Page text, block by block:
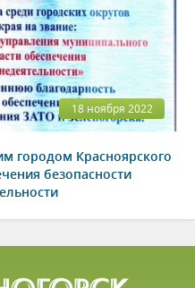
18 ноября 2022
городом Красноярского
безопасности